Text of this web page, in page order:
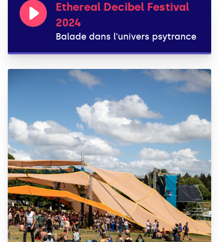
Ethereal Decibel Festival
2024
Balade dans l'univers psytrance